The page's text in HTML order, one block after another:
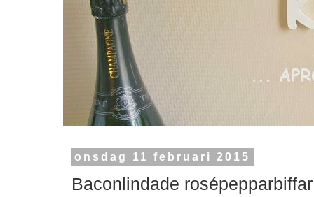
onsdag 11 februari 2015
Baconlindade rosépepparbiffar